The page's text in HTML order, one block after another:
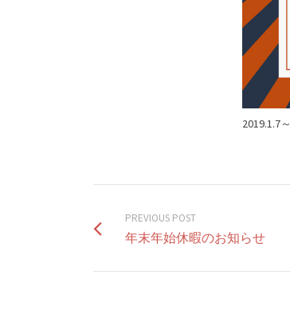
2019.1.7～
PREVIOUS POST
年末年始休暇のお知らせ